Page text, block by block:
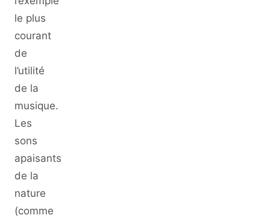
le plus
courant
de
l’utilité
de la
musique.
Les
sons
apaisants
de la
nature
(comme